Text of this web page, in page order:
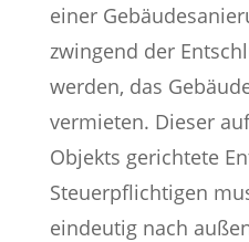
einer
zwingend der
werden, das
vermieten. Dieser
Objekts gerichtete
Steuerpflichtigen
eindeutig nach